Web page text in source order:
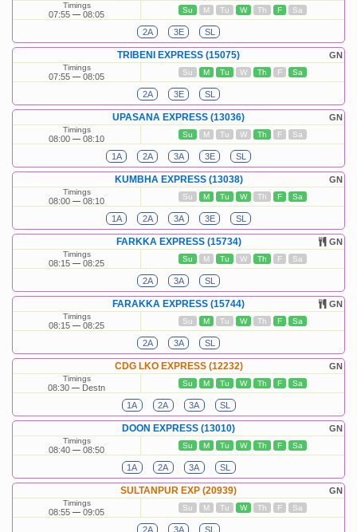
Timings
07:55 08:05 Su M Tu W Th F Sa
2A 3E SL
GN
TRIBENI EXPRESS (15075)
Timings
07:55 08:05 Su M Tu W Th F Sa
2A 3E SL
GN
UPASANA EXPRESS (13036)
Timings
08:00 08:10 Su M Tu W Th F Sa
1A 2A 3A 3E SL
GN
KUMBHA EXPRESS (13038)
Timings
08:00 08:10 Su M Tu W Th F Sa
1A 2A 3A 3E SL
GN
FARKKA EXPRESS (15734)
Timings
08:15 08:25 Su M Tu W Th F Sa
2A 3A SL
GN
FARAKKA EXPRESS (15744)
Timings
08:15 08:25 Su M Tu W Th F Sa
2A 3A SL
GN
CDG LKO EXPRESS (12232)
Timings
08:30 Destn Su M Tu W Th F Sa
1A 2A 3A SL
GN
DOON EXPRESS (13010)
Timings
08:40 08:50 Su M Tu W Th F Sa
1A 2A 3A SL
GN
SULTANPUR EXP (20939)
Timings
08:55 09:05 Su M Tu W Th F Sa
2A 3A SL